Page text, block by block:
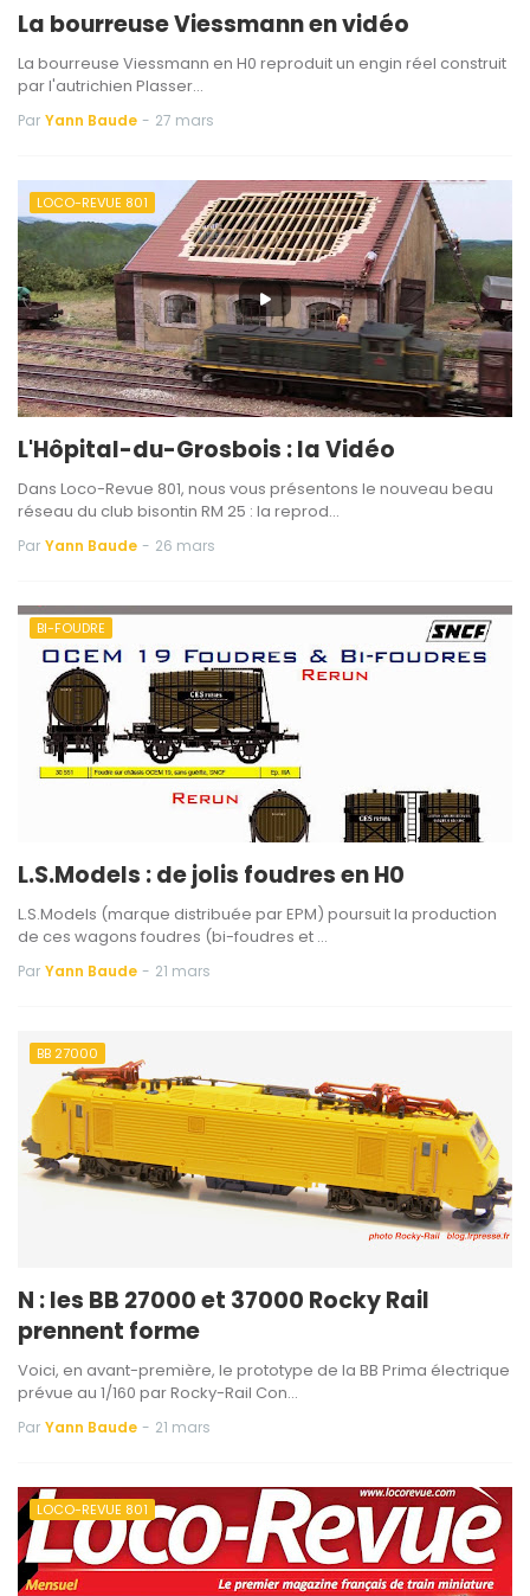
La bourreuse Viessmann en vidéo
La bourreuse Viessmann en H0 reproduit un engin réel construit
par l'autrichien Plasser…
Par Yann Baude - 27 mars
LOCO-REVUE 801
L'Hôpital-du-Grosbois : la Vidéo
Dans Loco-Revue 801, nous vous présentons le nouveau beau
réseau du club bisontin RM 25 : la reprod…
Par Yann Baude - 26 mars
BI-FOUDRE
L.S.Models : de jolis foudres en H0
L.S.Models (marque distribuée par EPM) poursuit la production
de ces wagons foudres (bi-foudres et …
Par Yann Baude - 21 mars
BB 27000
N : les BB 27000 et 37000 Rocky Rail
prennent forme
Voici, en avant-première, le prototype de la BB Prima électrique
prévue au 1/160 par Rocky-Rail Con…
Par Yann Baude - 21 mars
LOCO-REVUE 801